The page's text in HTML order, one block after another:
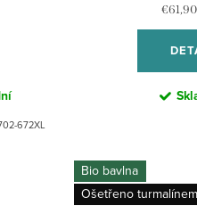
672XL
€61,90
Bio bavlna
Ošetřeno turmalínem